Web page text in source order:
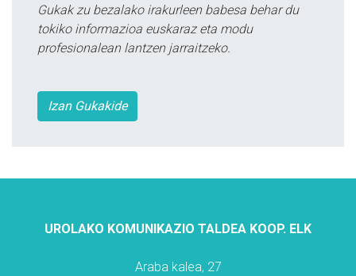
Gukak zu bezalako irakurleen babesa behar du
tokiko informazioa euskaraz eta modu
profesionalean lantzen jarraitzeko.
Izan Gukakide
UROLAKO KOMUNIKAZIO TALDEA KOOP. ELK
Araba kalea, 27